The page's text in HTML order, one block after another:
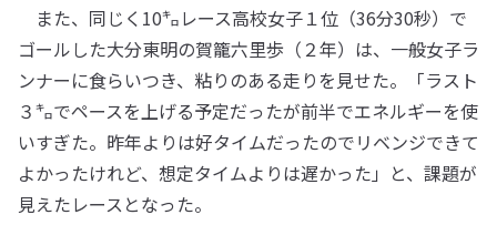
また、同じく10㌔レース高校女子１位（36分30秒）で
ゴールした大分東明の賀籠六里歩（２年）は、一般女子ラ
ンナーに食らいつき、粘りのある走りを見せた。「ラスト
３㌔でペースを上げる予定だったが前半でエネルギーを使
いすぎた。昨年よりは好タイムだったのでリベンジできて
よかったけれど、想定タイムよりは遅かった」と、課題が
見えたレースとなった。